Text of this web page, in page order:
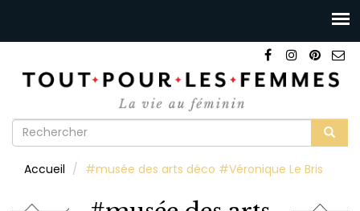
Formulaire
recherche
Accueil #musée des arts déco #Véronique Le Bris